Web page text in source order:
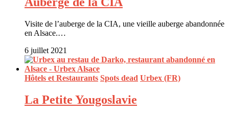
Visite de l’auberge de la CIA, une vieille auberge abandonnée
en Alsace.…
6 juillet 2021
Hôtels et Restaurants Spots dead Urbex (FR)
La Petite Yougoslavie